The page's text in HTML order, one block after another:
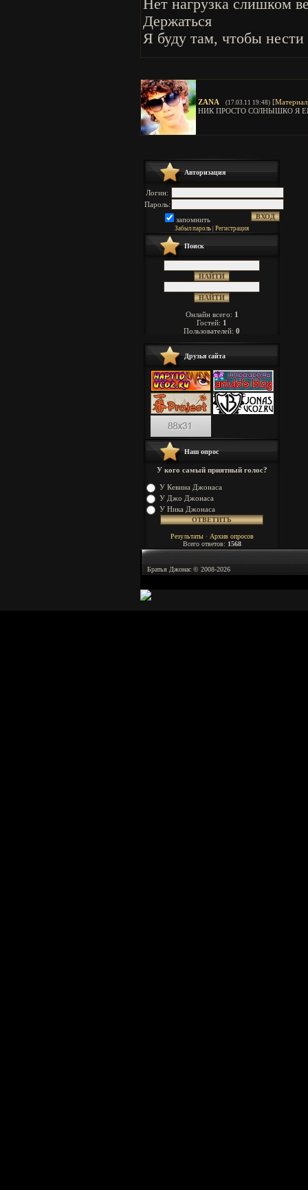
Нет нагрузка слишком
Держаться
Я буду там, чтобы нести
ZANA (17.03.11 19:48) [Материал
НИК ПРОСТО СОЛНЫШКО Я
Авторизация
Логин:
Пароль:
запомнить
Забыл пароль Регистрация
Поиск
Онлайн всего: 1
Гостей: 1
Пользователей: 0
Друзья сайта
Наш опрос
У кого самый приятный голос?
У Кевина Джонаса
У Джо Джонаса
У Ника Джонаса
Результаты· Архив опросов
Всего ответов: 1568
Братья Джонас © 2008-2026